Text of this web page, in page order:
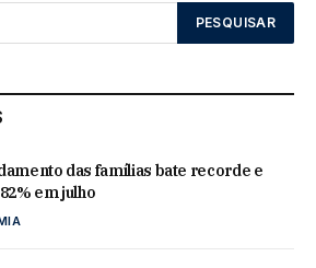
das famílias bate recorde e
em julho